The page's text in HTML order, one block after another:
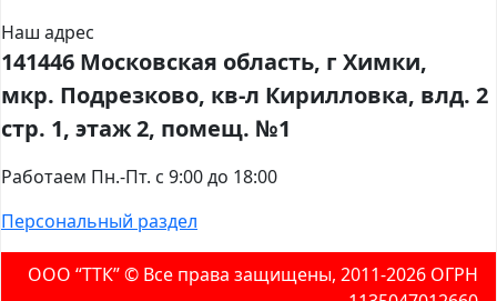
Наш адрес
141446 Московская область, г Химки,
мкр. Подрезково, кв-л Кирилловка, влд. 2
стр. 1, этаж 2, помещ. №1
Работаем Пн.-Пт. с 9:00 до 18:00
Персональный раздел
ООО “ТТК” ©️ Все права защищены, 2011-2026 ОГРН